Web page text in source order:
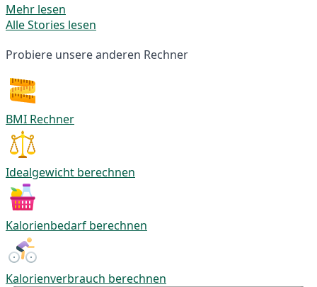
Mehr lesen
Alle Stories lesen
Probiere unsere anderen Rechner
BMI Rechner
Idealgewicht berechnen
Kalorienbedarf berechnen
Kalorienverbrauch berechnen